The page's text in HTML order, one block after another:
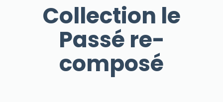
Collection le
Passé re-
composé